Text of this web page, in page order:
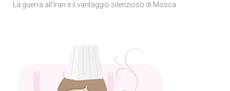
La guerra all’Iran e il vantaggio silenzioso di Mosca